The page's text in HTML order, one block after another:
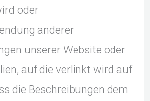
oder
anderer
unserer Website oder
auf die verlinkt wird auf
die Beschreibungen dem